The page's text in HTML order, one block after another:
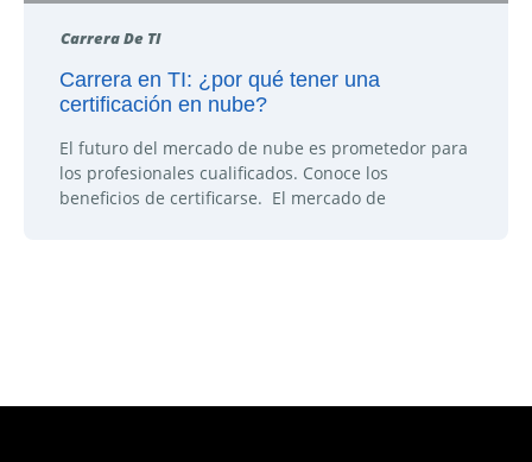
Carrera De TI
Carrera en TI: ¿por qué tener una
certificación en nube?
El futuro del mercado de nube es prometedor para
los profesionales cualificados. Conoce los
beneficios de certificarse. El mercado de